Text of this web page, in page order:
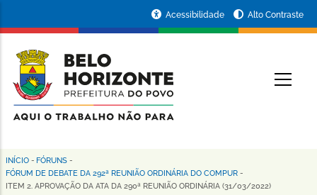
conteúdo
principal
da
Prefeitura
de
Horizonte
Acessibilidade Alto Contraste
Trilha
INÍCIO - FÓRUNS -
FÓRUM DE DEBATE DA 292ª REUNIÃO ORDINÁRIA DO COMPUR -
ITEM 2. APROVAÇÃO DA ATA DA 290ª REUNIÃO ORDINÁRIA (31/03/2022)